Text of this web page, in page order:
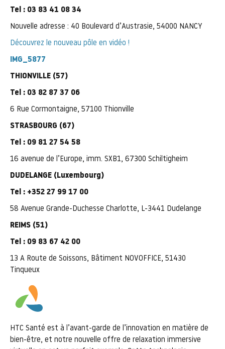
Tel : 03 83 41 08 34
Nouvelle adresse : 40 Boulevard d’Austrasie, 54000 NANCY
Découvrez le nouveau pôle en vidéo !
IMG_5877
THIONVILLE (57)
Tel : 03 82 87 37 06
6 Rue Cormontaigne, 57100 Thionville
STRASBOURG (67)
Tel : 09 81 27 54 58
16 avenue de l’Europe, imm. SXB1, 67300 Schiltigheim
DUDELANGE (Luxembourg)
Tel : +352 27 99 17 00
58 Avenue Grande-Duchesse Charlotte, L-3441 Dudelange
REIMS (51)
Tel : 09 83 67 42 00
13 A Route de Soissons, Bâtiment NOVOFFICE, 51430
Tinqueux
HTC Santé est à l’avant-garde de l’innovation en matière de
bien-être, et notre nouvelle offre de relaxation immersive